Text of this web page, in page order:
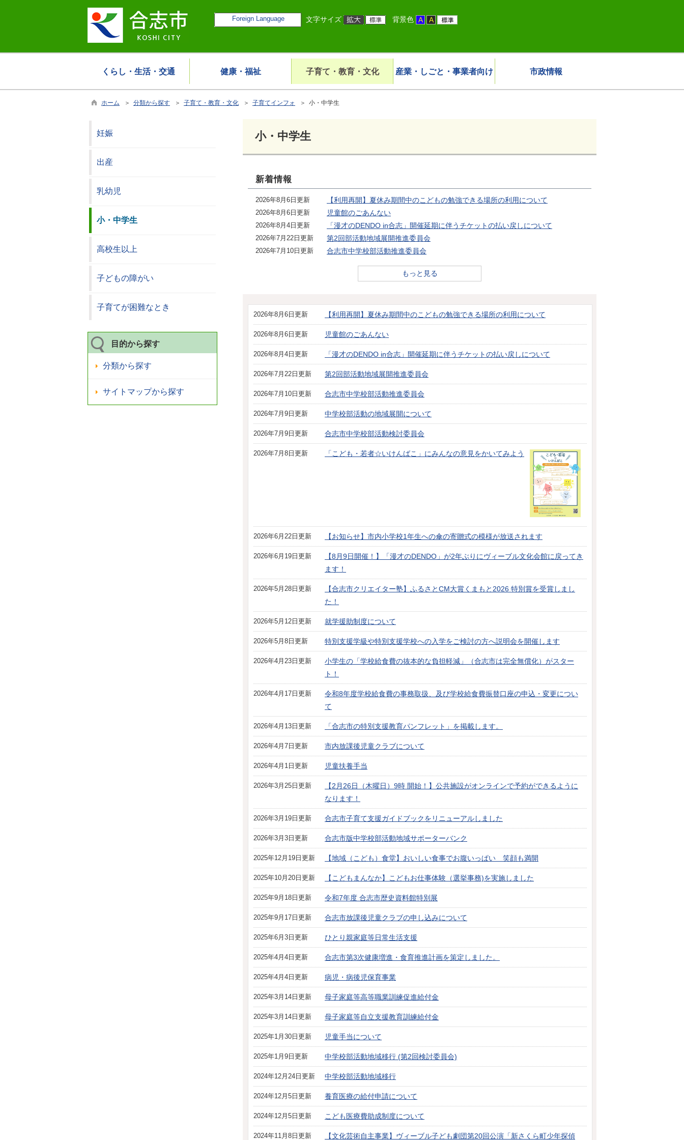
Foreign Language 文字サイズ 背景色
くらし・生活・交通 健康・福祉 子育て・教育・文化 産業・しごと・事業者向け 市政情報
ホーム ＞ 分類から探す ＞ 子育て・教育・文化 ＞ 子育てインフォ ＞ 小・中学生
小・中学生
新着情報
2026年8月6日更新 【利用再開】夏休み期間中のこどもの勉強できる場所の利用について
2026年8月6日更新 児童館のごあんない
2026年8月4日更新 「漫才のDENDO in合志」開催延期に伴うチケットの払い戻しについて
2026年7月22日更新 第2回部活動地域展開推進委員会
2026年7月10日更新 合志市中学校部活動推進委員会
もっと見る
2026年8月6日更新 【利用再開】夏休み期間中のこどもの勉強できる場所の利用について
2026年8月6日更新 児童館のごあんない
2026年8月4日更新 「漫才のDENDO in合志」開催延期に伴うチケットの払い戻しについて
2026年7月22日更新 第2回部活動地域展開推進委員会
2026年7月10日更新 合志市中学校部活動推進委員会
2026年7月9日更新 中学校部活動の地域展開について
2026年7月9日更新 合志市中学校部活動検討委員会
2026年7月8日更新 「こども・若者☆いけんばこ」にみんなの意見をかいてみよう
2026年6月22日更新 【お知らせ】市内小学校1年生への傘の寄贈式の模様が放送されます
2026年6月19日更新
【8月9日開催！】「漫才のDENDO」が2年ぶりにヴィーブル文化会館に戻ってき
ます！
2026年5月28日更新
【合志市クリエイター塾】ふるさとCM大賞くまもと2026 特別賞を受賞しまし
た！
2026年5月12日更新 就学援助制度について
2026年5月8日更新 特別支援学級や特別支援学校への入学をご検討の方へ説明会を開催します
2026年4月23日更新
小学生の「学校給食費の抜本的な負担軽減」（合志市は完全無償化）がスター
ト！
2026年4月17日更新
令和8年度学校給食費の事務取扱、及び学校給食費振替口座の申込・変更につい
て
2026年4月13日更新 「合志市の特別支援教育パンフレット」を掲載します。
2026年4月7日更新 市内放課後児童クラブについて
2026年4月1日更新 児童扶養手当
2026年3月25日更新
【2月26日（木曜日）9時 開始！】公共施設がオンラインで予約ができるように
なります！
2026年3月19日更新 合志市子育て支援ガイドブックをリニューアルしました
2026年3月3日更新 合志市版中学校部活動地域サポーターバンク
2025年12月19日更新 【地域（こども）食堂】おいしい食事でお腹いっぱい 笑顔も満開
2025年10月20日更新 【こどもまんなか】こどもお仕事体験（選挙事務)を実施しました
2025年9月18日更新 令和7年度 合志市歴史資料館特別展
2025年9月17日更新 合志市放課後児童クラブの申し込みについて
2025年6月3日更新 ひとり親家庭等日常生活支援
2025年4月4日更新 合志市第3次健康増進・食育推進計画を策定しました。
2025年4月4日更新 病児・病後児保育事業
2025年3月14日更新 母子家庭等高等職業訓練促進給付金
2025年3月14日更新 母子家庭等自立支援教育訓練給付金
2025年1月30日更新 児童手当について
2025年1月9日更新 中学校部活動地域移行 (第2回検討委員会)
2024年12月24日更新 中学校部活動地域移行
2024年12月5日更新 養育医療の給付申請について
2024年12月5日更新 こども医療費助成制度について
2024年11月8日更新 【文化芸術自主事業】ヴィーブル子ども劇団第20回公演「新さくら町少年探偵
妊娠
出産
乳幼児
小・中学生
高校生以上
子どもの障がい
子育てが困難なとき
目的から探す
分類から探す
サイトマップから探す